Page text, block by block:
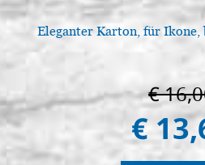
Eleganter Karton, für
€
€